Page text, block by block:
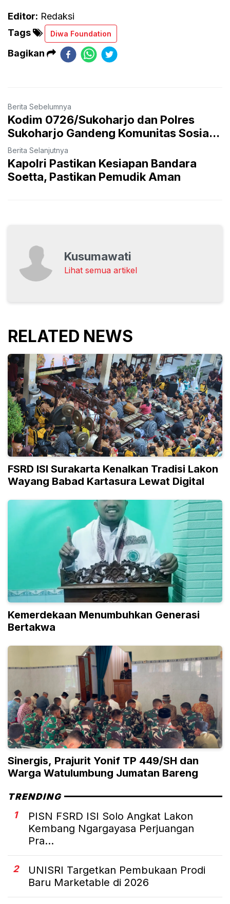
Editor: Redaksi
Tags
Diwa Foundation
Bagikan
Berita Sebelumnya
Kodim 0726/Sukoharjo dan Polres
Sukoharjo Gandeng Komunitas Sosia...
Berita Selanjutnya
Kapolri Pastikan Kesiapan Bandara
Soetta, Pastikan Pemudik Aman
Kusumawati
Lihat semua artikel
RELATED NEWS
FSRD ISI Surakarta Kenalkan Tradisi Lakon
Wayang Babad Kartasura Lewat Digital
Kemerdekaan Menumbuhkan Generasi
Bertakwa
Sinergis, Prajurit Yonif TP 449/SH dan
Warga Watulumbung Jumatan Bareng
TRENDING
1
PISN FSRD ISI Solo Angkat Lakon
Kembang Ngargayasa Perjuangan
Pra...
2
UNISRI Targetkan Pembukaan Prodi
Baru Marketable di 2026